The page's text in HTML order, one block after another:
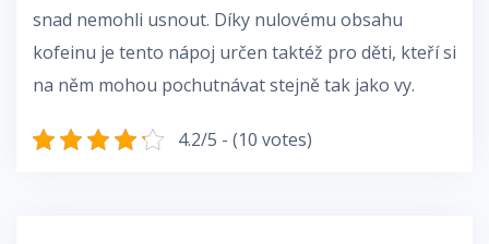
snad nemohli usnout. Díky nulovému obsahu
kofeinu je tento nápoj určen taktéž pro děti, kteří si
na něm mohou pochutnávat stejně tak jako vy.
4.2/5 - (10 votes)